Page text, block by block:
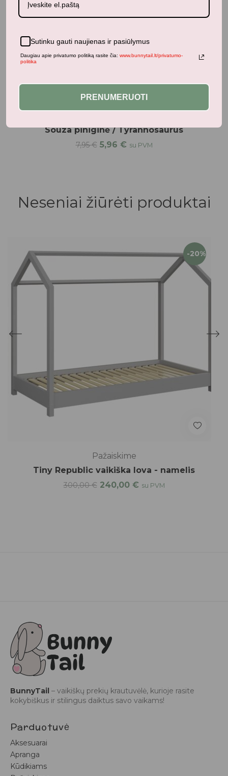
Souza piniginė / Tyrannosaurus
7,95€ 5,96 € su PVM
Neseniai žiūrėti produktai
-20%
Pažaiskime
Tiny Republic vaikiška lova - namelis
300,00€ 240,00 € su PVM
BunnyTail – vaikiškų prekių krautuvėlė, kurioje rasite
kokybiškus ir stilingus daiktus savo vaikams!
Parduotuvė
Aksesuarai
Apranga
Kūdikiams
Sutinku gauti naujienas ir pasiūlymus
Daugiau apie privatumo politiką rasite čia: www.bunnytail.lt/privatumo-
politika
PRENUMERUOTI